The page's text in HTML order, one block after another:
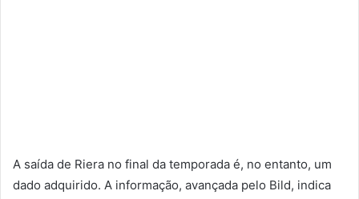
A saída de Riera no final da temporada é, no entanto, um
dado adquirido. A informação, avançada pelo Bild, indica